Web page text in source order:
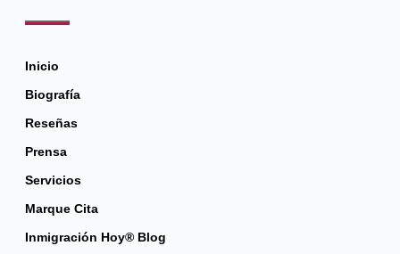
Inicio
Biografía
Reseñas
Prensa
Servicios
Marque Cita
Inmigración Hoy® Blog